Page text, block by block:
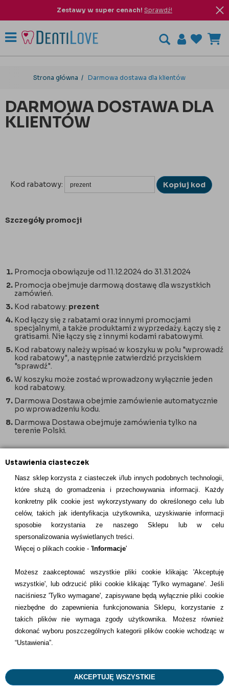
Ustawienia ciasteczek
Nasz sklep korzysta z ciasteczek i/lub innych podobnych technologii,
które służą do gromadzenia i przechowywania informacji. Każdy
konkretny plik cookie jest wykorzystywany do określonego celu lub
celów, takich jak identyfikacja użytkownika, uzyskiwanie informacji
sposobie korzystania ze naszego Sklepu lub w celu
spersonalizowania wyświetlanych treści.
Więcej o plikach cookie - 'Informacje'
Możesz zaakceptować wszystkie pliki cookie klikając 'Akceptuję
wszystkie', lub odrzucić pliki cookie klikając 'Tylko wymagane'. Jeśli
naciśniesz 'Tylko wymagane', zapisywane będą wyłącznie pliki cookie
niezbędne do zapewnienia funkcjonowania Sklepu, korzystanie z
takich plików nie wymaga zgody użytkownika. Możesz również
dokonać wyboru poszczególnych kategorii plików cookie wchodząc w
“Ustawienia”.
AKCEPTUJĘ WSZYSTKIE
Zestawy w super cenach! Sprawdź!
Strona główna Darmowa dostawa dla klientów
DARMOWA DOSTAWA DLA
KLIENTÓW
Kod rabatowy: Kopiuj kod
Szczegóły promocji
Promocja obowiązuje od 11.12.2024 do 31.31.2024
Promocja obejmuje darmową dostawę dla wszystkich
zamówień.
Kod rabatowy: prezent
Kod łączy się z rabatami oraz innymi promocjami
specjalnymi, a także produktami z wyprzedaży. Łączy się z
gratisami. Nie łączy się z innymi kodami rabatowymi.
Kod rabatowy należy wpisać w koszyku w polu "wprowadź
kod rabatowy", a następnie zatwierdzić przyciskiem
"sprawdź".
W koszyku może zostać wprowadzony wyłącznie jeden
kod rabatowy.
Darmowa Dostawa obejmie zamówienie automatycznie
po wprowadzeniu kodu.
Darmowa Dostawa obejmuje zamówienia tylko na
terenie Polski.
Sortuj po:
INFORMACJE KONTAKTOWE
Informacje
Dostawcy
Kontakt
+48 22 113 4446